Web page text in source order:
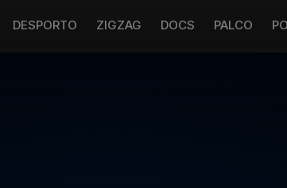
DESPORTO ZIGZAG DOCS PALCO